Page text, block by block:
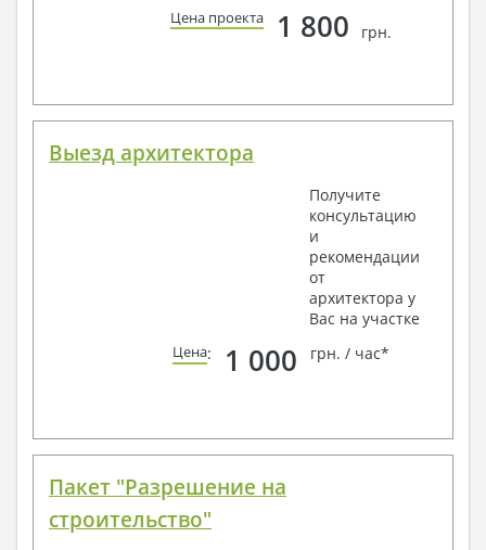
Цена проекта 1 800 грн.
Выезд архитектора
Получите
консультацию
и
рекомендации
от
архитектора у
Вас на участке
Цена: 1 000 грн. / час*
Пакет "Разрешение на
строительство"